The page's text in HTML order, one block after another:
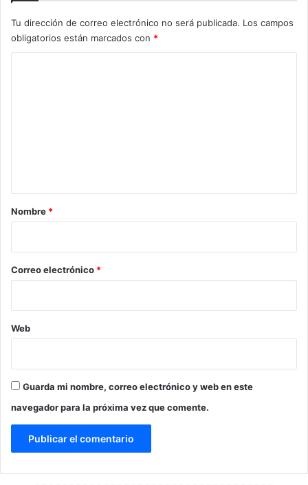
Tu dirección de correo electrónico no será publicada. Los campos
obligatorios están marcados con *
r
*
Nombre *
Correo electrónico *
Web
Guarda mi nombre, correo electrónico y web en este
navegador para la próxima vez que comente.